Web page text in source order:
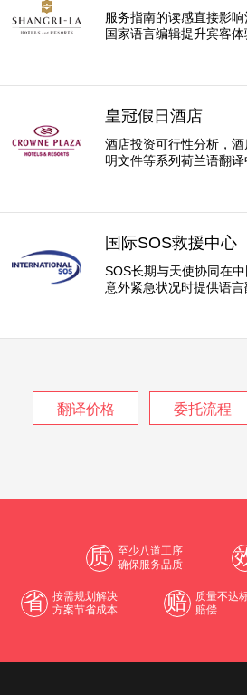
服务指南的读感直接影
国家语言编辑提升宾客体
皇冠假日酒店
酒店投资可行性分析，
明文件等系列荷兰语翻译
国际SOS救援中心
SOS长期与天使协同在
意外紧急状况时提供语言
翻译价格 委托流程
质
至少八道工序
确保服务品质
省
按需规划解决
方案节省成本
赔
质量不达
赔偿